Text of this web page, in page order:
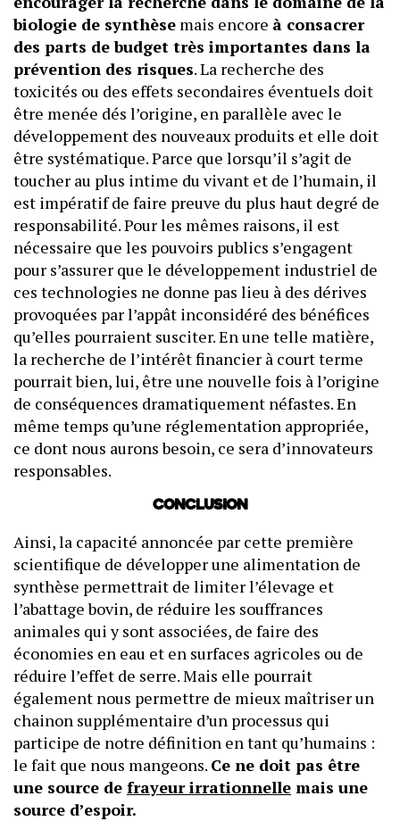
biologie de synthèse mais encore à consacrer
des parts de budget très importantes dans la
prévention des risques. La recherche des
toxicités ou des effets secondaires éventuels doit
être menée dés l’origine, en parallèle avec le
développement des nouveaux produits et elle doit
être systématique. Parce que lorsqu’il s’agit de
toucher au plus intime du vivant et de l’humain, il
est impératif de faire preuve du plus haut degré de
responsabilité. Pour les mêmes raisons, il est
nécessaire que les pouvoirs publics s’engagent
pour s’assurer que le développement industriel de
ces technologies ne donne pas lieu à des dérives
provoquées par l’appât inconsidéré des bénéfices
qu’elles pourraient susciter. En une telle matière,
la recherche de l’intérêt financier à court terme
pourrait bien, lui, être une nouvelle fois à l’origine
de conséquences dramatiquement néfastes. En
même temps qu’une réglementation appropriée,
ce dont nous aurons besoin, ce sera d’innovateurs
responsables.
Conclusion
Ainsi, la capacité annoncée par cette première
scientifique de développer une alimentation de
synthèse permettrait de limiter l’élevage et
l’abattage bovin, de réduire les souffrances
animales qui y sont associées, de faire des
économies en eau et en surfaces agricoles ou de
réduire l’effet de serre. Mais elle pourrait
également nous permettre de mieux maîtriser un
chainon supplémentaire d’un processus qui
participe de notre définition en tant qu’humains :
le fait que nous mangeons. Ce ne doit pas être
une source de frayeur irrationnelle mais une
source d’espoir.